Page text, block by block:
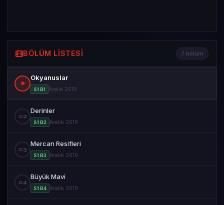
BÖLÜM LISTESI 7 bölüm
Okyanuslar
S1 B1 Aralık 2019
02
Derinler
S1 B2 Aralık 2019
03
Mercan Resifleri
S1 B3 Aralık 2019
04
Büyük Mavi
S1 B4 Aralık 2019